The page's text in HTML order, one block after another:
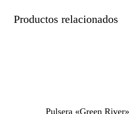
Productos relacionados
Pulsera «Green River»